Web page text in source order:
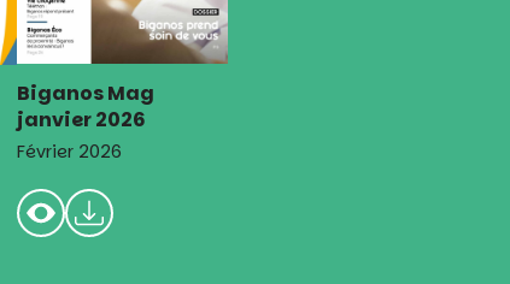
Biganos Mag
janvier 2026
Février 2026